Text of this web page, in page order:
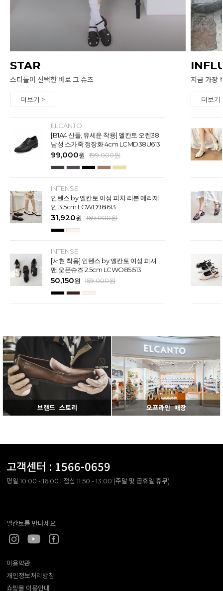
STAR
스타들이 선택한 바로 그 슈즈
더보기 >
ELCANTO
[B1A4 산들, 유세윤 착용] 엘칸토 오렌38
남성 소가죽 정장화 4cm LCMD38U613
99,000원 199,000원
INTENSE
인텐스 by 엘칸토 여성 피치 리본 메리제
인 3.5cm LCWD96I613
31,920원 169,000원
INTENSE
[서현 착용] 인텐스 by 엘칸토 여성 피셔
맨 오픈슈즈 2.5cm LCWO85I513
50,150원 159,000원
지금 가장
더보기
브랜드 스토리 오프라인 매장
고객센터 : 1566-0659
평일 10:00 - 16:00 | 점심 11:50 - 13:00 (주말 및 공휴일 휴무)
엘칸토를 만나세요
이용약관
개인정보처리방침
쇼핑몰 이용안내